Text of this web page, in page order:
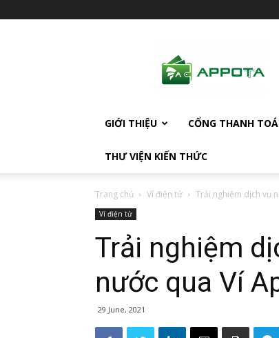
GIỚI THIỆU CỔNG THANH
THƯ VIỆN KIẾN THỨC
Trang chủ Ví điện tử Trải nghiệm dịch vụ
Ví điện tử
Trải nghiệm
nước qua Ví
29 June, 2021